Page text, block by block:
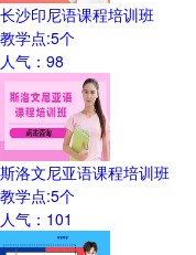
长沙印尼语课程培训班
教学点:5个
人气： 98
斯洛文尼亚语课程培训班
教学点:5个
人气： 101